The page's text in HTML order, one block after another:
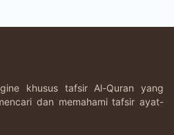
khusus tafsir Al-Quran yang
dan memahami tafsir ayat-